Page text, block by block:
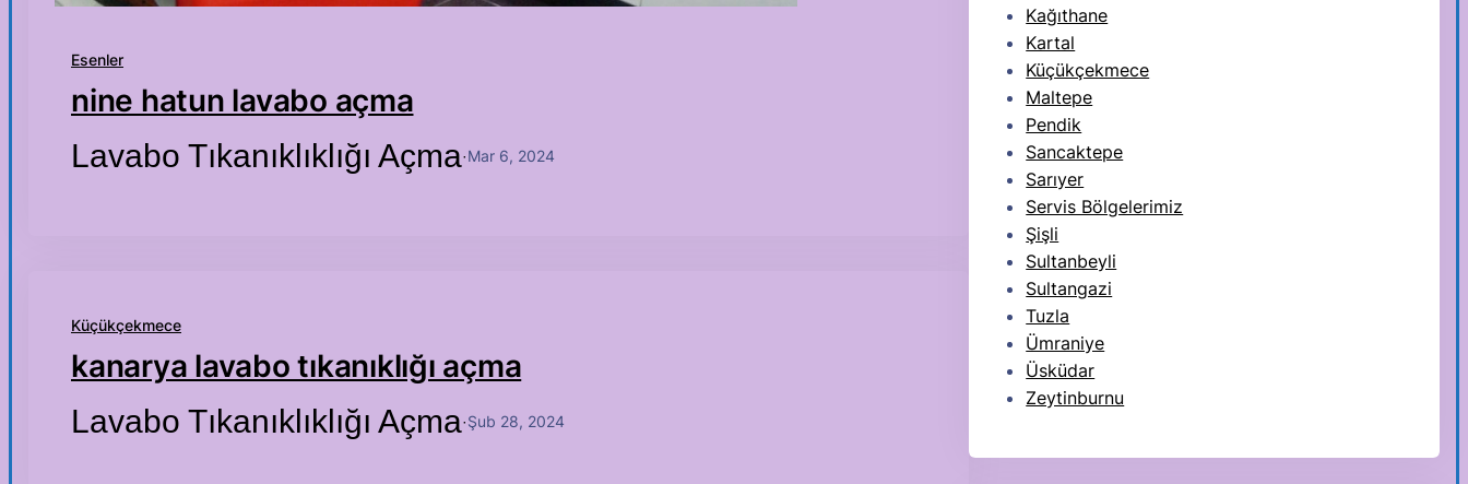
Esenler
nine hatun lavabo açma
Lavabo Tıkanıklıklığı Açma·Mar 6, 2024
Küçükçekmece
kanarya lavabo tıkanıklığı açma
Lavabo Tıkanıklıklığı Açma·Şub 28, 2024
Kağıthane
Kartal
Küçükçekmece
Maltepe
Pendik
Sancaktepe
Sarıyer
Servis Bölgelerimiz
Şişli
Sultanbeyli
Sultangazi
Tuzla
Ümraniye
Üsküdar
Zeytinburnu